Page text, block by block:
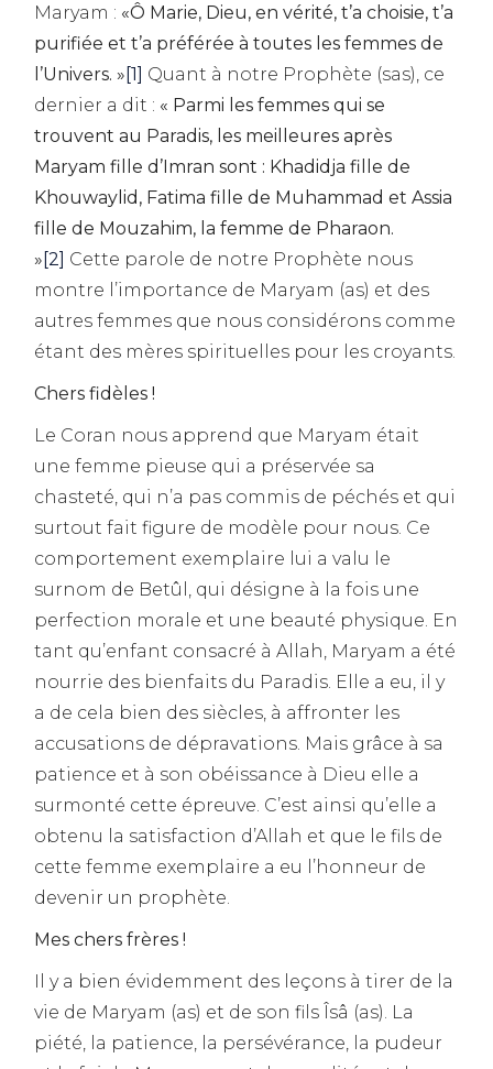
Maryam : «Ô Marie, Dieu, en vérité, t’a choisie, t’a
purifiée et t’a préférée à toutes les femmes de
l’Univers. » [1] Quant à notre Prophète (sas), ce
dernier a dit : « Parmi les femmes qui se
trouvent au Paradis, les meilleures après
Maryam fille d’Imran sont : Khadidja fille de
Khouwaylid, Fatima fille de Muhammad et Assia
fille de Mouzahim, la femme de Pharaon.
» [2] Cette parole de notre Prophète nous
montre l’importance de Maryam (as) et des
autres femmes que nous considérons comme
étant des mères spirituelles pour les croyants.
Chers fidèles !
Le Coran nous apprend que Maryam était
une femme pieuse qui a préservée sa
chasteté, qui n’a pas commis de péchés et qui
surtout fait figure de modèle pour nous. Ce
comportement exemplaire lui a valu le
surnom de Betûl, qui désigne à la fois une
perfection morale et une beauté physique. En
tant qu’enfant consacré à Allah, Maryam a été
nourrie des bienfaits du Paradis. Elle a eu, il y
a de cela bien des siècles, à affronter les
accusations de dépravations. Mais grâce à sa
patience et à son obéissance à Dieu elle a
surmonté cette épreuve. C’est ainsi qu’elle a
obtenu la satisfaction d’Allah et que le fils de
cette femme exemplaire a eu l’honneur de
devenir un prophète.
Mes chers frères !
Il y a bien évidemment des leçons à tirer de la
vie de Maryam (as) et de son fils Îsâ (as). La
piété, la patience, la persévérance, la pudeur